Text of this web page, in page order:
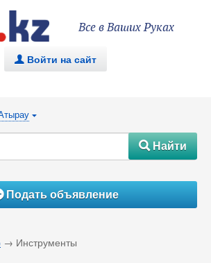
Все в Ваших Руках
. Войти на сайт
{
#Найти
Подать объявление
→ Инструменты